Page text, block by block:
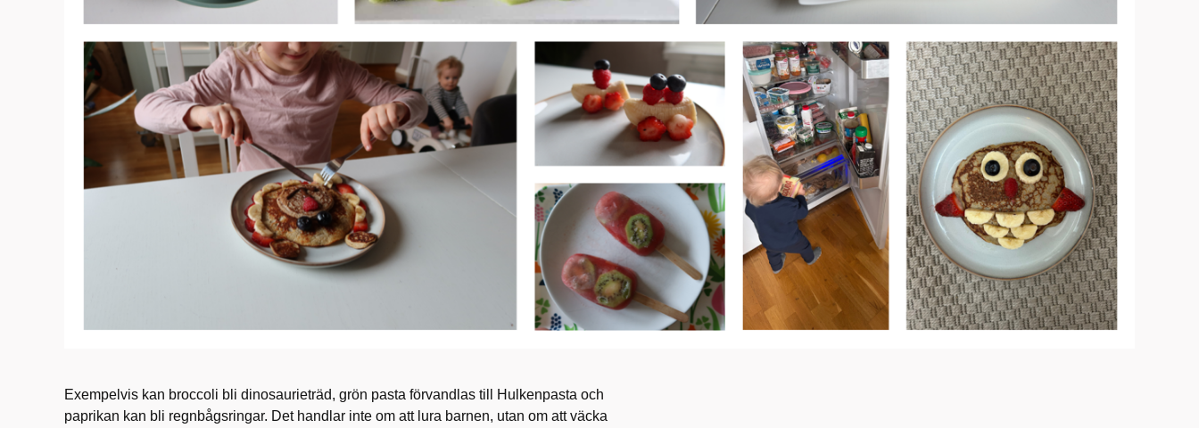
Exempelvis kan broccoli bli dinosaurieträd, grön pasta förvandlas till Hulkenpasta och
paprikan kan bli regnbågsringar. Det handlar inte om att lura barnen, utan om att väcka